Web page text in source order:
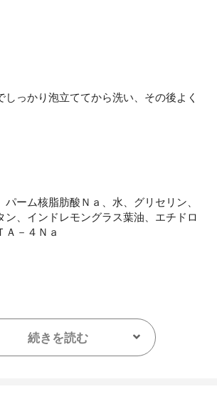
しっかり泡立ててから洗い、その後よく
ーム核脂肪酸Ｎａ、水、グリセリン、
ン、インドレモングラス葉油、エチドロ
Ａ－４Ｎａ
の際には、下記品番をお伝え下さい。
続きを読む